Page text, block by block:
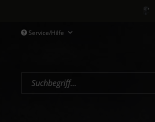
Service/Hilfe